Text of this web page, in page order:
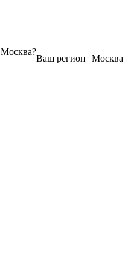
Москва
Ваш регион
Москва?